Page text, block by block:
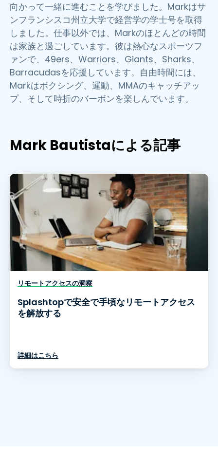
向かって一緒に進むことを学びました。Markはサ
ンフランシスコ州立大学で経営学の学士号を取得
しました。仕事以外では、Markのほとんどの時間
は家族と過ごしています。彼は熱心なスポーツフ
ァンで、49ers、Warriors、Giants、Sharks、
Barracudasを応援しています。自由時間には、
Markはボクシング、運動、MMAのキャッチアッ
プ、そして時折のバーボンを楽しんでいます。
Mark Bautistaによる記事
リモートアクセスの洞察
Splashtopで安全で手頃なリモートアクセス
を解放する
詳細はこちら